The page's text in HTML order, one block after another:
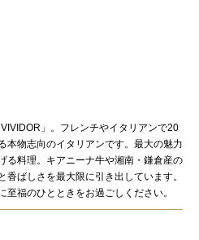
」。フレンチやイタリアンで20
本物志向のイタリアンです。最大の魅力
る料理。キアニーナ牛や湘南・鎌倉産の
ばしさを最大限に引き出しています。
福のひとときをお過ごしください。